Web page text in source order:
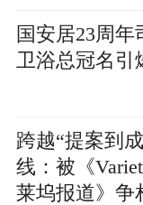
国安居23周
卫浴总冠名引
跨越“提案到
线：被《
莱坞报道》争